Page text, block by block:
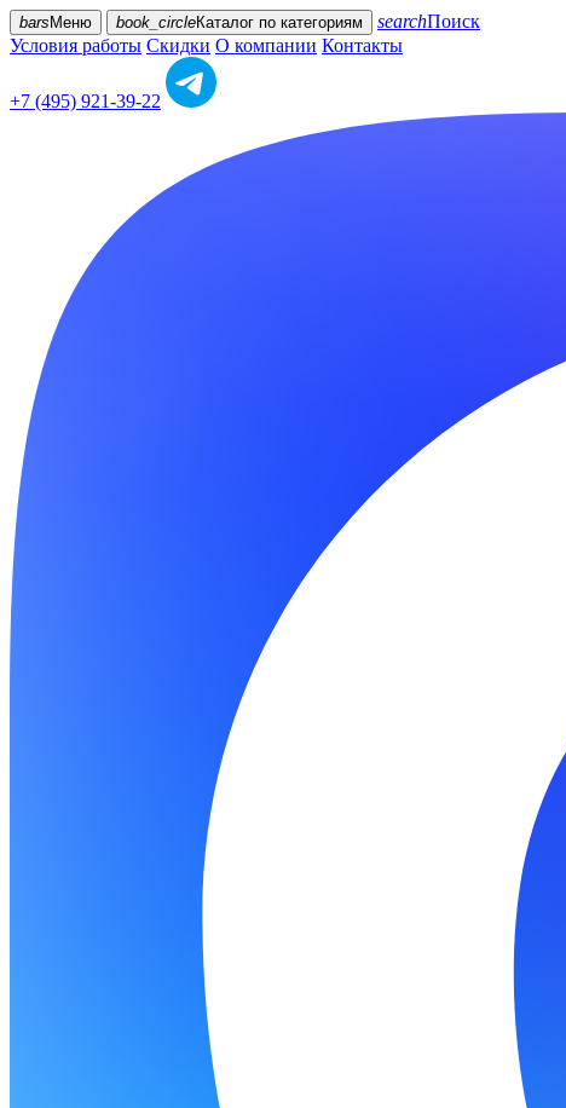
bars Меню book_circleКаталог по категориям searchПоиск
Условия работы Скидки О компании Контакты
+7 (495) 921-39-22